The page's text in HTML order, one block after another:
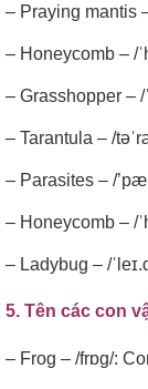
– Praying mantis
– Honeycomb – /
– Grasshopper – /
– Tarantula – /
– Parasites – /
– Honeycomb – /
– Ladybug – /
5. Tên các con
– Frog – /frɒg/: